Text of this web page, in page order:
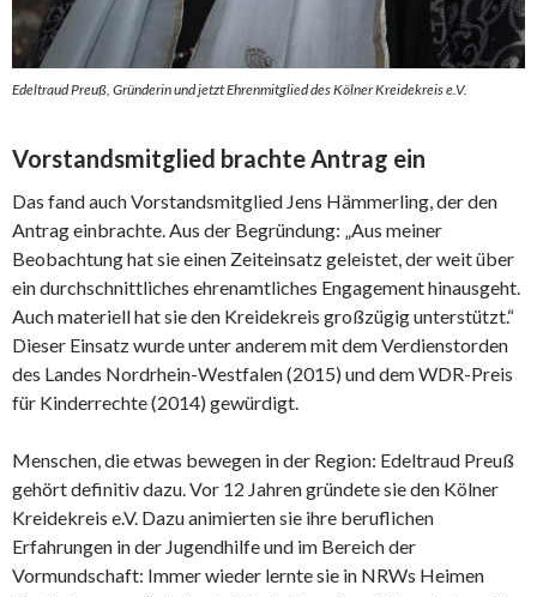
Edeltraud Preuß, Gründerin und jetzt Ehrenmitglied des Kölner Kreidekreis e.V.
Vorstandsmitglied brachte Antrag ein
Das fand auch Vorstandsmitglied Jens Hämmerling, der den
Antrag einbrachte. Aus der Begründung: „Aus meiner
Beobachtung hat sie einen Zeiteinsatz geleistet, der weit über
ein durchschnittliches ehrenamtliches Engagement hinausgeht.
Auch materiell hat sie den Kreidekreis großzügig unterstützt.“
Dieser Einsatz wurde unter anderem mit dem Verdienstorden
des Landes Nordrhein-Westfalen (2015) und dem WDR-Preis
für Kinderrechte (2014) gewürdigt.
Menschen, die etwas bewegen in der Region: Edeltraud Preuß
gehört definitiv dazu. Vor 12 Jahren gründete sie den Kölner
Kreidekreis e.V. Dazu animierten sie ihre beruflichen
Erfahrungen in der Jugendhilfe und im Bereich der
Vormundschaft: Immer wieder lernte sie in NRWs Heimen